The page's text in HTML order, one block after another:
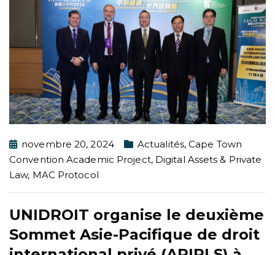
novembre 20, 2024 Actualités,Cape Town
Convention Academic Project, Digital Assets & Private
Law, MAC Protocol
UNIDROIT organise le deuxième
Sommet Asie-Pacifique de droit